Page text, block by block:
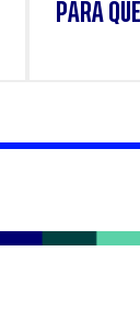
PARA